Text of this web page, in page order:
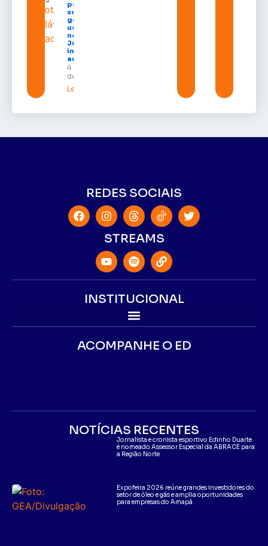
população
sobre
golpes com
uso do
nome da
Justiça e
inteligência
artificial
4 de agosto
de 2026
Leia mais »
REDES SOCIAIS
STREAMS
INSTITUCIONAL
ACOMPANHE O ED
NOTÍCIAS RECENTES
Jornalista e cronista esportivo Edinho Duarte
é nomeado Assessor Especial da ABRACE para
a Região Norte
Expofeira 2026 reúne grandes investidores do
setor de óleo e gás e amplia oportunidades
para empresas do Amapá